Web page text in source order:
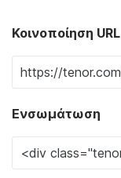
Κοινοποίηση URL
Ενσωμάτωση